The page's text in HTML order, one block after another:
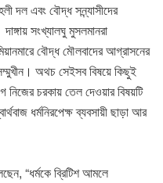
দল এবং বৌদ্ধ সন্ন্যাসীদের
সংখ্যালঘু মুসলমানরা
বৌদ্ধ মৌলবাদের আগ্রাসনের
অথচ সেইসব বিষয়ে কিছুই
চরকায় তেল দেওয়ার বিষয়টি
ধর্মনিরপেক্ষ ব্যবসায়ী ছাড়া আর
“ধর্মকে ব্রিটিশ আমলে